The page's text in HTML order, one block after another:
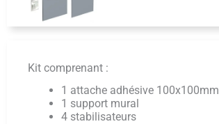
Kit comprenant :
1 attache adhésive 100x100mm
1 support mural
4 stabilisateurs